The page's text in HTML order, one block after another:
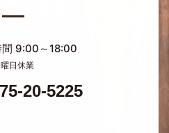
間 9:00～18:00
曜日休業
20-5225